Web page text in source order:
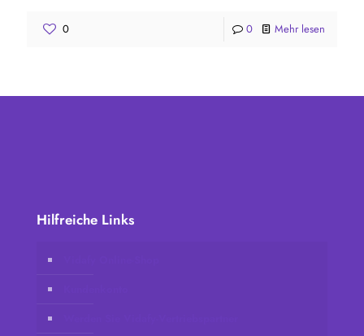
0 0 Mehr lesen
Hilfreiche Links